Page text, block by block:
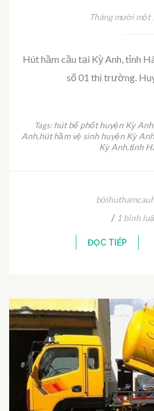
Tháng mười một
Hút hầm cầu tại Kỳ Anh, tỉnh
số 01 thị trường.
Tags:hút bể phốt huyện Kỳ Anh,
Anh,hút hầm vệ sinh huyện Kỳ Anh
Kỳ Anh,tỉnh
/ 1 bình
ĐỌC TIẾP